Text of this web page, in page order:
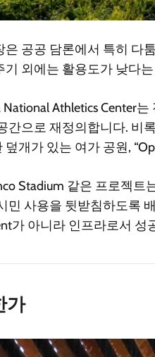
은 공공 담론에서 특히 다
외에는 활용도가 낮다
National Athletics Center
간으로 재정의합니다. 비
개가 있는 여가 공원,
Stadium 같은 프로젝
민 사용을 뒷받침하도록
가 아니라 인프라로서 성
가